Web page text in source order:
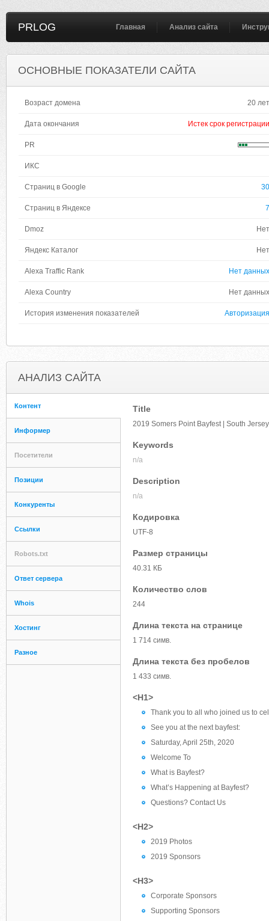
PRLOG Главная Анализ сайта
ОСНОВНЫЕ ПОКАЗАТЕЛИ САЙТА
Возраст домена 20 лет
Дата окончания Истек срок регистрации
PR
ИКС
Страниц в Google 30
Страниц в Яндексе 7
Dmoz Нет
Яндекс Каталог Нет
Alexa Traffic Rank Нет данных
Alexa Country Нет данных
История изменения показателей Авторизация
АНАЛИЗ САЙТА
Контент
Информер
Посетители
Позиции
Конкуренты
Ссылки
Robots.txt
Ответ сервера
Whois
Хостинг
Разное
Title
2019 Somers Point Bayfest | South
Keywords
n/a
Description
n/a
Кодировка
UTF-8
Размер страницы
40.31 КБ
Количество слов
244
Длина текста на странице
1 714 симв.
Длина текста без пробелов
1 433 симв.
<H1>
Thank you to all who joined us to
See you at the next bayfest:
Saturday, April 25th, 2020
Welcome To
What is Bayfest?
What’s Happening at Bayfest?
Questions? Contact Us
<H2>
2019 Photos
2019 Sponsors
<H3>
Corporate Sponsors
Supporting Sponsors